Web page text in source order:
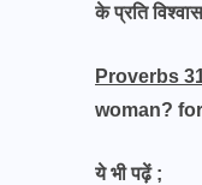
के प्रति
Proverbs
woman?
ये भी पढ़ें ;